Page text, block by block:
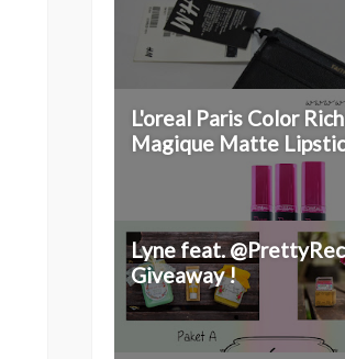
L'oreal Paris Color
Magique Matte
Lyne feat.
Giveaway !